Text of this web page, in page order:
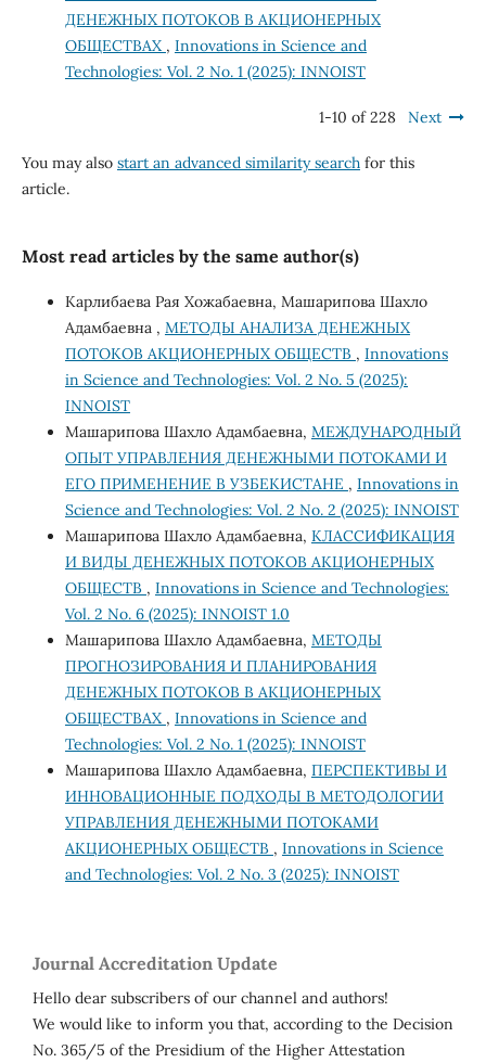
ДЕНЕЖНЫХ ПОТОКОВ В АКЦИОНЕРНЫХ
ОБЩЕСТВАХ , Innovations in Science and
Technologies: Vol. 2 No. 1 (2025): INNOIST
1-10 of 228 Next
You may also start an advanced similarity searchfor this
article.
Most read articles by the same author(s)
Карлибаева Рая Хожабаевна, Машарипова Шахло
Адамбаевна , МЕТОДЫ АНАЛИЗА ДЕНЕЖНЫХ
ПОТОКОВ АКЦИОНЕРНЫХ ОБЩЕСТВ , Innovations
in Science and Technologies: Vol. 2 No. 5 (2025):
INNOIST
Машарипова Шахло Адамбаевна, МЕЖДУНАРОДНЫЙ
ОПЫТ УПРАВЛЕНИЯ ДЕНЕЖНЫМИ ПОТОКАМИ И
ЕГО ПРИМЕНЕНИЕ В УЗБЕКИСТАНЕ , Innovations in
Science and Technologies: Vol. 2 No. 2 (2025): INNOIST
Машарипова Шахло Адамбаевна, КЛАССИФИКАЦИЯ
И ВИДЫ ДЕНЕЖНЫХ ПОТОКОВ АКЦИОНЕРНЫХ
ОБЩЕСТВ , Innovations in Science and Technologies:
Vol. 2 No. 6 (2025): INNOIST 1.0
Машарипова Шахло Адамбаевна, МЕТОДЫ
ПРОГНОЗИРОВАНИЯ И ПЛАНИРОВАНИЯ
ДЕНЕЖНЫХ ПОТОКОВ В АКЦИОНЕРНЫХ
ОБЩЕСТВАХ , Innovations in Science and
Technologies: Vol. 2 No. 1 (2025): INNOIST
Машарипова Шахло Адамбаевна, ПЕРСПЕКТИВЫ И
ИННОВАЦИОННЫЕ ПОДХОДЫ В МЕТОДОЛОГИИ
УПРАВЛЕНИЯ ДЕНЕЖНЫМИ ПОТОКАМИ
АКЦИОНЕРНЫХ ОБЩЕСТВ , Innovations in Science
and Technologies: Vol. 2 No. 3 (2025): INNOIST
Journal Accreditation Update
Hello dear subscribers of our channel and authors!
We would like to inform you that, according to the Decision
No. 365/5 of the Presidium of the Higher Attestation